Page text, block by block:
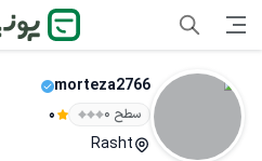
morteza2766
سطح ۰ 0
Rasht